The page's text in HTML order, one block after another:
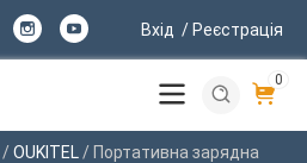
Вхід / Реєстрація
0
/OUKITEL / Портативна зарядна